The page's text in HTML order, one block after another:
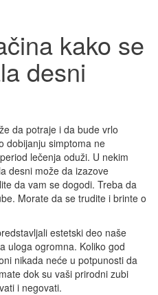
kako se
desni
da potraje i da bude vrlo
dobijanju simptoma ne
lečenja oduži. U nekim
desni može da izazove
da vam se dogodi. Treba da
Morate da se trudite i brinte o
estetski deo naše
uloga ogromna. Koliko god
nikada neće u potpunosti da
dok su vaši prirodni zubi
i negovati.